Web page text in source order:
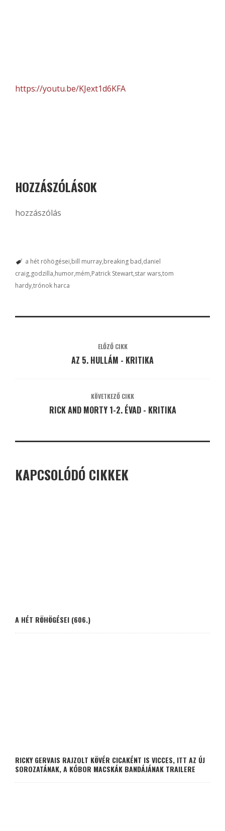
https://youtu.be/KJext1d6KFA
HOZZÁSZÓLÁSOK
hozzászólás
a hét röhögései bill murray breaking bad daniel
craig godzilla humor mém Patrick Stewart star warstom
hardytrónok harca
ELŐZŐ CIKK
AZ 5. HULLÁM - KRITIKA
KÖVETKEZŐ CIKK
RICK AND MORTY 1-2. ÉVAD - KRITIKA
KAPCSOLÓDÓ CIKKEK
A HÉT RÖHÖGÉSEI (606.)
RICKY GERVAIS RAJZOLT KÖVÉR CICAKÉNT IS VICCES, ITT AZ ÚJ
SOROZATÁNAK, A KÓBOR MACSKÁK BANDÁJÁNAK TRAILERE